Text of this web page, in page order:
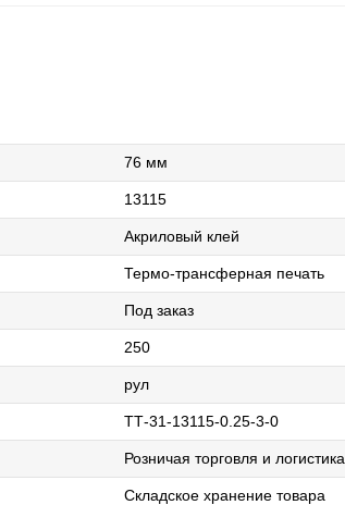
76 мм
13115
Акриловый клей
Термо-трансферная печать
Под заказ
250
рул
TТ-31-13115-0.25-3-0
Розничая торговля и логистика
Складское хранение товара